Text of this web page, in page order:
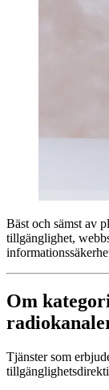
Bäst och sämst av
tillgänglighet,
Om
Tjänster som